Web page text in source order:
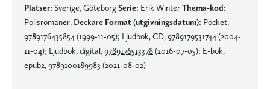
Platser: Sverige, GöteborgSerie: Erik WinterThema-kod:
Polisromaner, Deckare Format (utgivningsdatum): Pocket,
9789176435854 (1999-11-05); Ljudbok, CD, 9789179531744 (2004-
11-04); Ljudbok, digital,9789176513378(2016-07-05); E-bok,
epub2, 9789100189983 (2021-08-02)